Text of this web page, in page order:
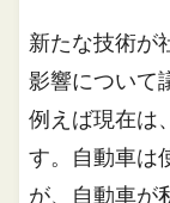
新たな技術が
影響について
例えば現在は
す。自動車は
が、自動車が